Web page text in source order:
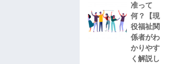
准って
何？【現
役福祉関
係者がわ
かりやす
く解説し